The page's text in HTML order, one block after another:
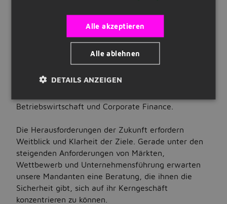
STELLENBESCHREIBUNG
Gesamtbetreuung von über 60 Jahren rund um die
Betriebswirtschaft und Corporate Finance.
Die Herausforderungen der Zukunft erfordern
Weitblick und Klarheit der Ziele. Gerade unter den
steigenden Anforderungen von Märkten,
Wettbewerb und Unternehmensführung erwarten
unsere Mandanten eine Beratung, die ihnen die
Sicherheit gibt, sich auf ihr Kerngeschäft
konzentrieren zu können.
Unternehmen auf Jobbird
Nach Stellenangeboten suchen
Jobs nach Berufsfeld
Jobs nach Anstellungsart
Alle akzeptieren
Alle ablehnen
DETAILS ANZEIGEN